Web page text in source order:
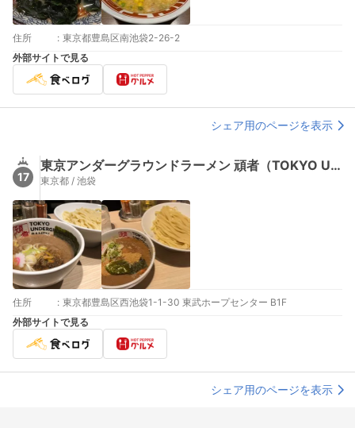
住所 : 東京都豊島区南池袋2-26-2
外部サイトで見る
シェア用のページを表示
17
東京アンダーグラウンドラーメン 頑者（TOKYO UNDERGROUND RAMEN 頑者）
東京都 / 池袋
住所 : 東京都豊島区西池袋1-1-30 東武ホープセンター B1F
外部サイトで見る
シェア用のページを表示